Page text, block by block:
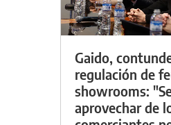
Gaido,
regulación de
showrooms:
aprovechar de